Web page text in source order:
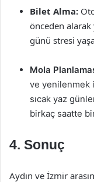
Bilet Alma:
önceden
günü stresi
Mola
ve yenilenmek
sıcak yaz
birkaç saatte
4. Sonuç
Aydın ve İzmir